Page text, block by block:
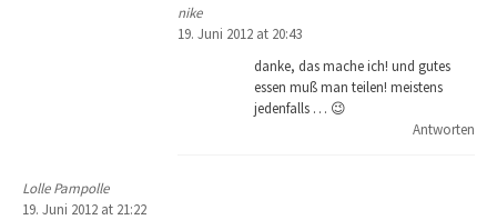
nike
19. Juni 2012 at 20:43
danke, das mache ich! und gutes
essen muß man teilen! meistens
jedenfalls … 😉
Antworten
Lolle Pampolle
19. Juni 2012 at 21:22